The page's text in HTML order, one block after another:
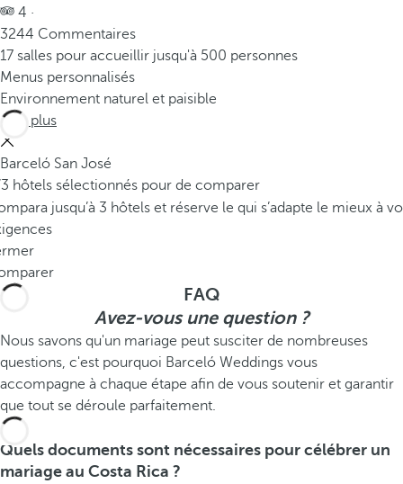
4 ·
3244 Commentaires
17 salles pour accueillir jusqu'à 500 personnes
Menus personnalisés
Environnement naturel et paisible
Voir plus
Barceló San José
hôtels sélectionnés pour de comparer
jusqu’à 3 hôtels et réserve le qui s’adapte le mieux à
FAQ
Avez-vous une question ?
Nous savons qu'un mariage peut susciter de nombreuses
questions, c'est pourquoi Barceló Weddings vous
accompagne à chaque étape afin de vous soutenir et garantir
que tout se déroule parfaitement.
Quels documents sont nécessaires pour célébrer un
mariage au Costa Rica ?